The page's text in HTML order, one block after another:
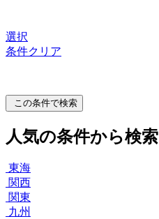
選択
条件クリア
この条件で検索
人気の条件から検索
東海
関西
関東
九州